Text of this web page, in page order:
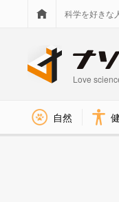
科学を好きな
Love
自然